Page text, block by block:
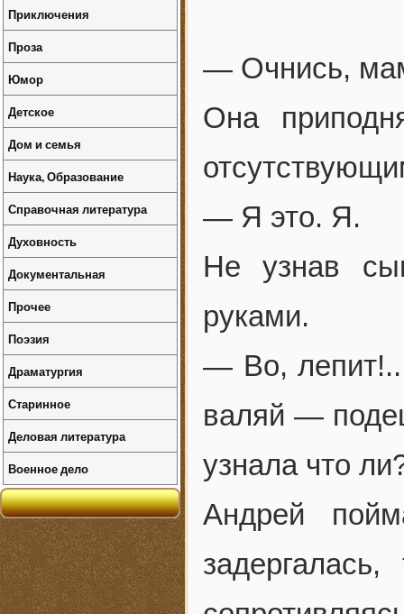
— Очнись,
Она
— Я это. Я.
Не узнав
руками.
— Во, лепит!..
валяй —
узнала что
Андрей
Приключения
Проза
Юмор
Детское
Дом и семья
Наука, Образование
Справочная литература
Духовность
Документальная
Прочее
Поэзия
Драматургия
Старинное
Деловая литература
Военное дело